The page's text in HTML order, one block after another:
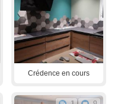
Crédence en cours